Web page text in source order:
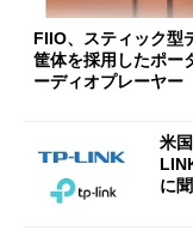
FIIO、スティック型
筐体を採用したポー
ーディオプレーヤー
米
に